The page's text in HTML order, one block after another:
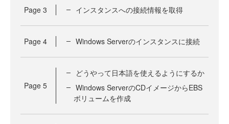
Page 3 インスタンスへの接続情報を取得
Page 4 Windows Serverのインスタンスに接続
Page 5
どうやって日本語を使えるようにするか
Windows ServerのCDイメージからEBS
ボリュームを作成